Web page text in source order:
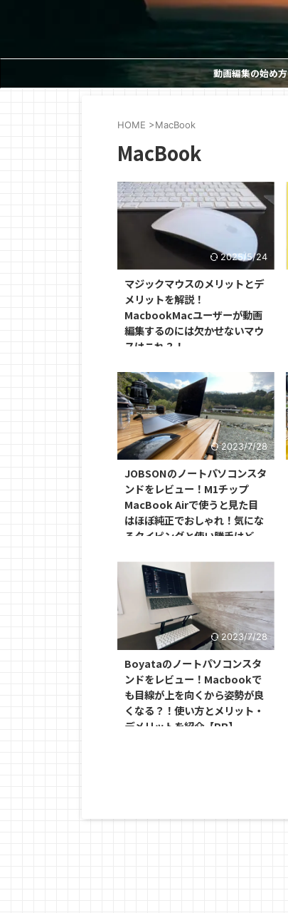
動画編集の始め方
HOME >MacBook
MacBook
2025/5/24
マジックマウスのメリットとデ
メリットを解説！
MacbookMacユーザーが動画
編集するのには欠かせないマウ
スはこれ？！
2023/7/28
JOBSONのノートパソコンスタ
ンドをレビュー！M1チップ
MacBook Airで使うと見た目
はほぼ純正でおしゃれ！気にな
るタイピングと使い勝手はど
2023/7/28
Boyataのノートパソコンスタ
ンドをレビュー！Macbookで
も目線が上を向くから姿勢が良
くなる？！使い方とメリット・
デメリットを紹介【PR】